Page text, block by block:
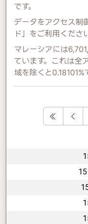
です。
データをアクセス制
ド」をご利用くださ
マレーシアには
ています。これは全
域を除くと0.18101%
First